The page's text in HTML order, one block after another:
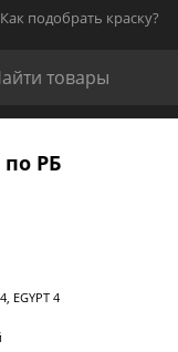
Как подобрать краску?
по РБ
EGYPT 4